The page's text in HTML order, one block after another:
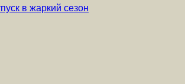
в жаркий сезон